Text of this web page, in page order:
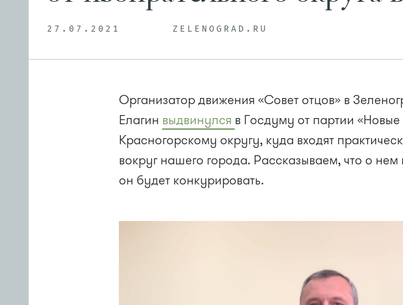
27.07.2021 ZELENOGRAD.RU
Организатор движения «Совет отцов» в
Елагин выдвинулся в Госдуму от партии
Красногорскому округу, куда входят
вокруг нашего города. Рассказываем, что о нем
он будет конкурировать.